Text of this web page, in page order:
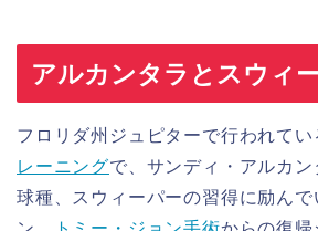
アルカンタラとスウィ
フロリダ州ジュピターで行われてい
レーニングで、サンディ・アルカ
球種、スウィーパーの習得に励ん